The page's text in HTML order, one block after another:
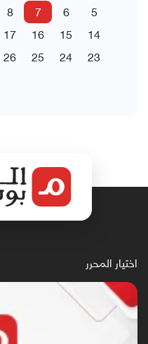
5
6
7
8
14
15
16
17
23
24
25
26
اختيار المحرر